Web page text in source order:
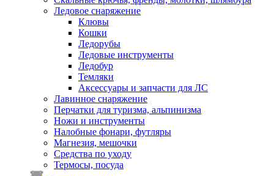
Ледовое снаряжение
Клювы
Кошки
Ледорубы
Ледовые инструменты
Ледобур
Темляки
Аксессуары и запчасти для ЛС
Лавинное снаряжение
Перчатки для туризма, альпинизма
Ножи и инструменты
Налобные фонари, футляры
Магнезия, мешочки
Средства по уходу
Термосы, посуда